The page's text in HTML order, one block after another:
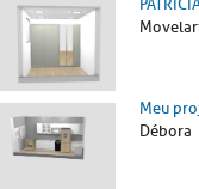
Meu
Débora